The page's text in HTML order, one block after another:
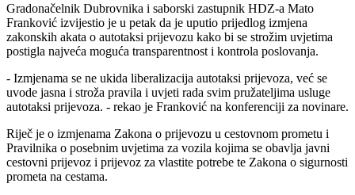
Gradonačelnik Dubrovnika i saborski zastupnik HDZ-a Mato
Franković izvijestio je u petak da je uputio prijedlog izmjena
zakonskih akata o autotaksi prijevozu kako bi se strožim uvjetima
postigla najveća moguća transparentnost i kontrola poslovanja.
- Izmjenama se ne ukida liberalizacija autotaksi prijevoza, već se
uvode jasna i stroža pravila i uvjeti rada svim pružateljima usluge
autotaksi prijevoza. - rekao je Franković na konferenciji za novinare.
Riječ je o izmjenama Zakona o prijevozu u cestovnom prometu i
Pravilnika o posebnim uvjetima za vozila kojima se obavlja javni
cestovni prijevoz i prijevoz za vlastite potrebe te Zakona o sigurnosti
prometa na cestama.